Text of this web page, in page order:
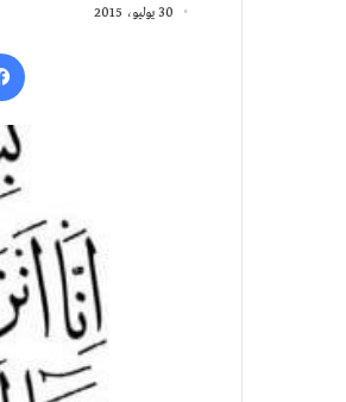
30 يوليو، 2015